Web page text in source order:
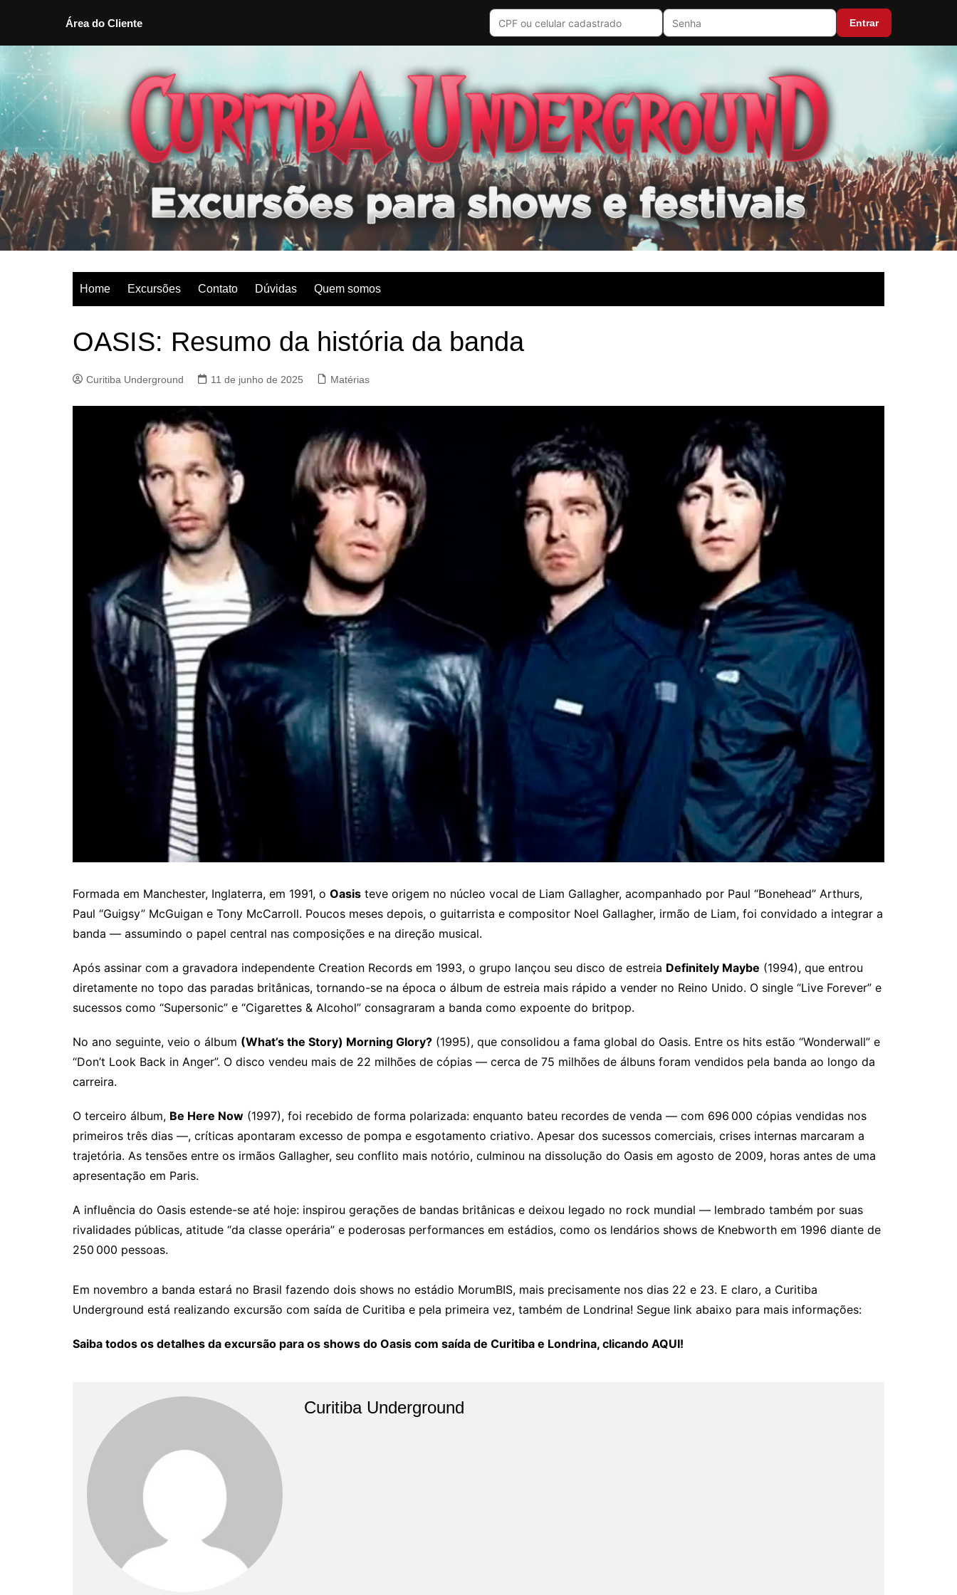
Área do Cliente Entrar
conteúdo
Home Excursões Contato Dúvidas Quem somos
OASIS: Resumo da história da banda
Curitiba Underground 11 de junho de 2025 Matérias
Formada em Manchester, Inglaterra, em 1991, o Oasis teve origem no núcleo vocal de Liam Gallagher, acompanhado por Paul “Bonehead” Arthurs,
Paul “Guigsy” McGuigan e Tony McCarroll. Poucos meses depois, o guitarrista e compositor Noel Gallagher, irmão de Liam, foi convidado a integrar a
banda — assumindo o papel central nas composições e na direção musical.
Após assinar com a gravadora independente Creation Records em 1993, o grupo lançou seu disco de estreia Definitely Maybe (1994), que entrou
diretamente no topo das paradas britânicas, tornando-se na época o álbum de estreia mais rápido a vender no Reino Unido. O single “Live Forever” e
sucessos como “Supersonic” e “Cigarettes & Alcohol” consagraram a banda como expoente do britpop.
No ano seguinte, veio o álbum (What’s the Story) Morning Glory? (1995), que consolidou a fama global do Oasis. Entre os hits estão “Wonderwall” e
“Don’t Look Back in Anger”. O disco vendeu mais de 22 milhões de cópias — cerca de 75 milhões de álbuns foram vendidos pela banda ao longo da
carreira.
O terceiro álbum, Be Here Now (1997), foi recebido de forma polarizada: enquanto bateu recordes de venda — com 696 000 cópias vendidas nos
primeiros três dias —, críticas apontaram excesso de pompa e esgotamento criativo. Apesar dos sucessos comerciais, crises internas marcaram a
trajetória. As tensões entre os irmãos Gallagher, seu conflito mais notório, culminou na dissolução do Oasis em agosto de 2009, horas antes de uma
apresentação em Paris.
A influência do Oasis estende-se até hoje: inspirou gerações de bandas britânicas e deixou legado no rock mundial — lembrado também por suas
rivalidades públicas, atitude “da classe operária” e poderosas performances em estádios, como os lendários shows de Knebworth em 1996 diante de
250 000 pessoas.
Em novembro a banda estará no Brasil fazendo dois shows no estádio MorumBIS, mais precisamente nos dias 22 e 23. E claro, a Curitiba
Underground está realizando excursão com saída de Curitiba e pela primeira vez, também de Londrina! Segue link abaixo para mais informações:
Saiba todos os detalhes da excursão para os shows do Oasis com saída de Curitiba e Londrina, clicando AQUI!
Curitiba Underground